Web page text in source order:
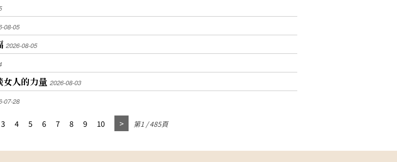
08-05
2026-08-05
人的力量 2026-08-03
07-28
3 4 5 6 7 8 9 10 第1 / 485頁